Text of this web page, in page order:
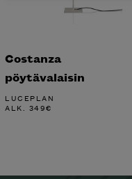
Costanza
pöytävalaisin
LUCEPLAN
ALK. 349€